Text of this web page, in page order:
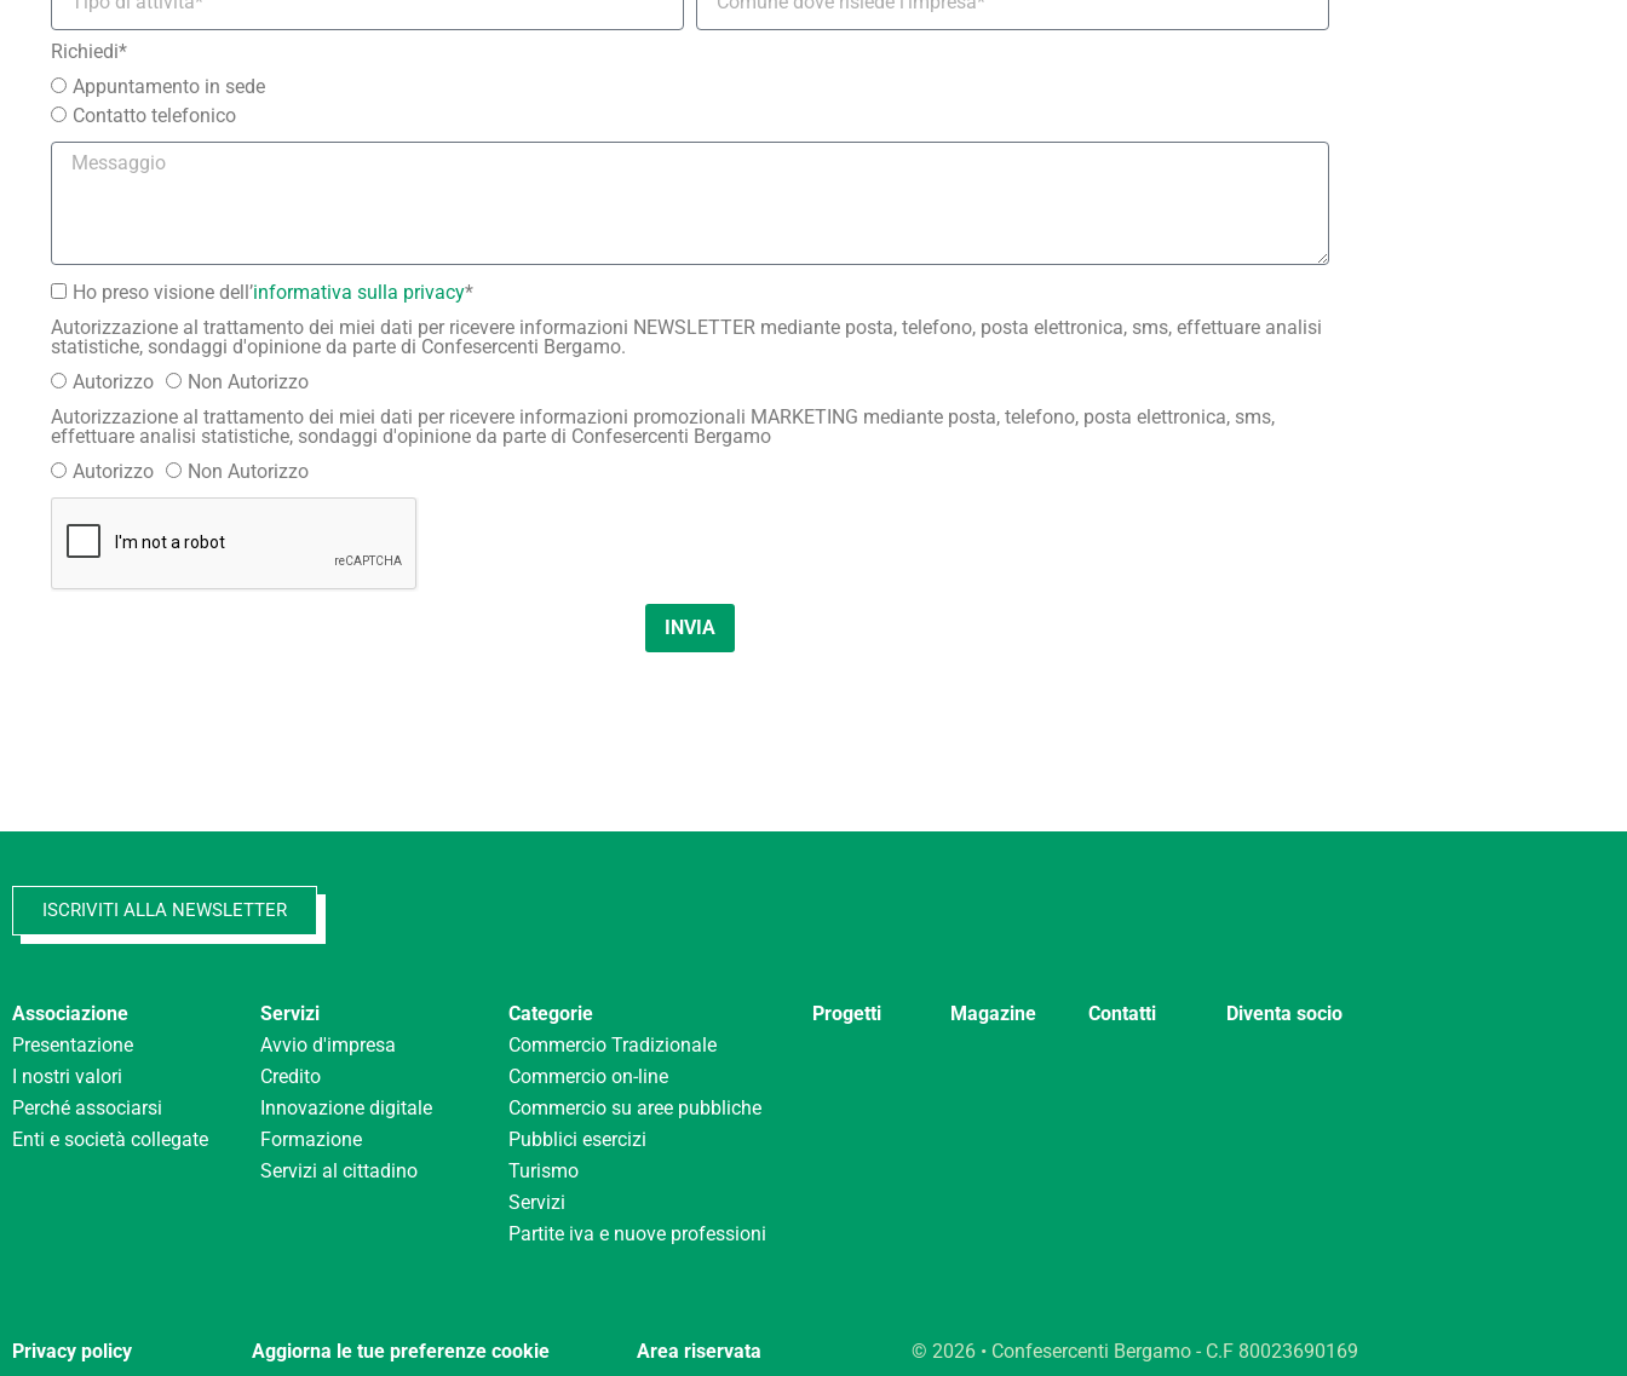
Richiedi*
Appuntamento in sede
Contatto telefonico
Ho preso visione dell’informativa sulla privacy*
Autorizzazione al trattamento dei miei dati per ricevere informazioni NEWSLETTER mediante posta, telefono, posta elettronica, sms, effettuare analisi
statistiche, sondaggi d'opinione da parte di Confesercenti Bergamo.
Autorizzo
Non Autorizzo
Autorizzazione al trattamento dei miei dati per ricevere informazioni promozionali MARKETING mediante posta, telefono, posta elettronica, sms,
effettuare analisi statistiche, sondaggi d'opinione da parte di Confesercenti Bergamo
Autorizzo
Non Autorizzo
INVIA
ISCRIVITI ALLA NEWSLETTER
Associazione
Presentazione
I nostri valori
Perché associarsi
Enti e società collegate
Servizi
Avvio d'impresa
Credito
Innovazione digitale
Formazione
Servizi al cittadino
Categorie
Commercio Tradizionale
Commercio on-line
Commercio su aree pubbliche
Pubblici esercizi
Turismo
Servizi
Partite iva e nuove professioni
Progetti Magazine Contatti Diventa socio
Privacy policy Aggiorna le tue preferenze cookie Area riservata © 2026 • Confesercenti Bergamo - C.F 80023690169